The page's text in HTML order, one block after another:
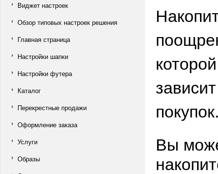
Виджет настроек
Обзор типовых настроек решения
Главная страница
Настройки шапки
Настройки футера
Каталог
Перекрестные продажи
Оформление заказа
Услуги
Образы
Вы